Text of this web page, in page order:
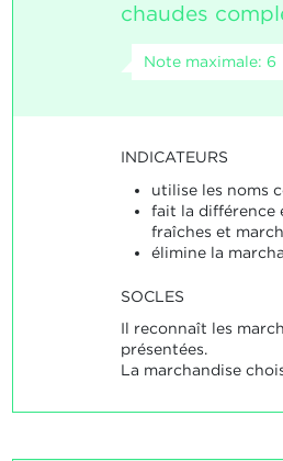
chaudes
Note maximale: 6
INDICATEURS
utilise les noms
fait la différence
fraîches et
élimine la
SOCLES
Il reconnaît les
présentées.
La marchandise